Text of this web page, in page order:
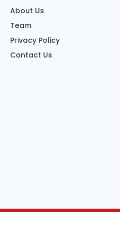
About Us
Team
Privacy Policy
Contact Us